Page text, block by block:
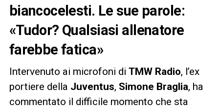
biancocelesti. Le sue parole:
«Tudor? Qualsiasi allenatore
farebbe fatica»
Intervenuto ai microfoni di TMW Radio, l’ex
portiere della Juventus, Simone Braglia, ha
commentato il difficile momento che sta